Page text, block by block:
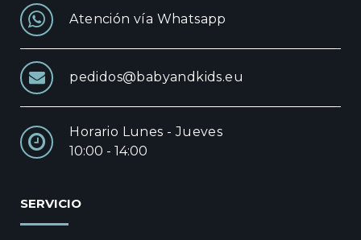
Atención vía Whatsapp
pedidos@babyandkids.eu
Horario Lunes - Jueves
10:00 - 14:00
SERVICIO